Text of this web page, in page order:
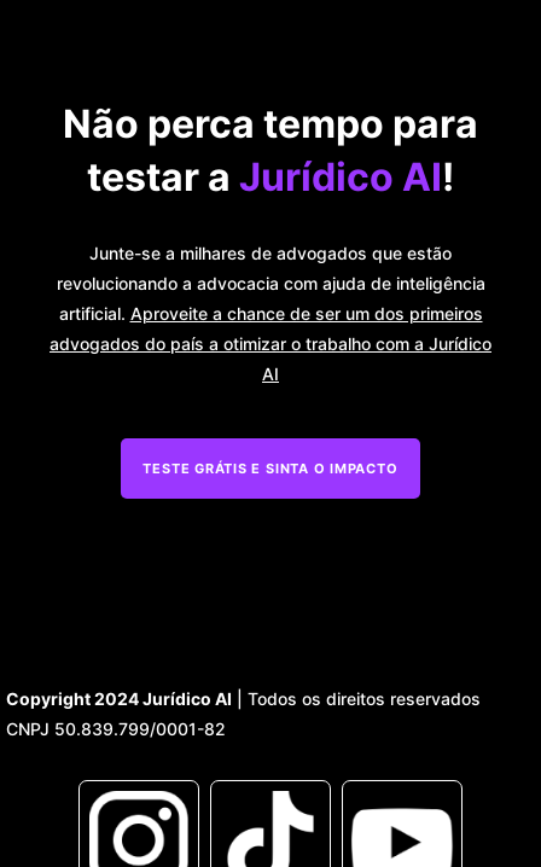
Não perca tempo para
testar a Jurídico AI!
Junte-se a milhares de advogados que estão
revolucionando a advocacia com ajuda de inteligência
artificial. Aproveite a chance de ser um dos primeiros
advogados do país a otimizar o trabalho com a Jurídico
AI
TESTE GRÁTIS E SINTA O IMPACTO
Copyright 2024 Jurídico AI
Todos os direitos reservados
CNPJ 50.839.799/0001-82